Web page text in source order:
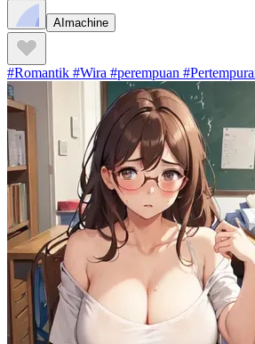
AImachine
#Romantik #Wira #perempuan